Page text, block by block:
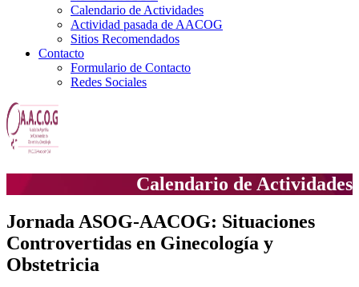
Calendario de Actividades
Actividad pasada de AACOG
Sitios Recomendados
Contacto
Formulario de Contacto
Redes Sociales
Calendario de Actividades
Jornada ASOG-AACOG: Situaciones
Controvertidas en Ginecología y
Obstetricia